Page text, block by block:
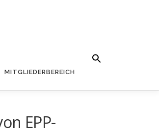
MITGLIEDERBEREICH
EPP-